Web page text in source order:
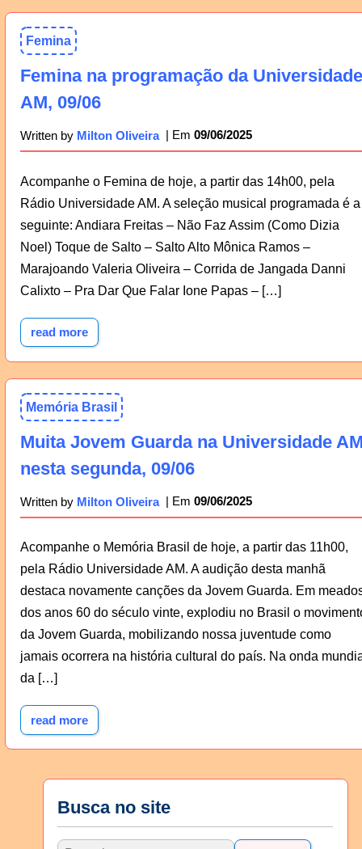
Femina
Femina na programação da Universidade
AM, 09/06
Written by Milton Oliveira 09/06/2025
Acompanhe o Femina de hoje, a partir das 14h00, pela
Rádio Universidade AM. A seleção musical programada é a
seguinte: Andiara Freitas – Não Faz Assim (Como Dizia
Noel) Toque de Salto – Salto Alto Mônica Ramos –
Marajoando Valeria Oliveira – Corrida de Jangada Danni
Calixto – Pra Dar Que Falar Ione Papas – […]
read more
Memória Brasil
Muita Jovem Guarda na Universidade
nesta segunda, 09/06
Written by Milton Oliveira 09/06/2025
Acompanhe o Memória Brasil de hoje, a partir das 11h00,
pela Rádio Universidade AM. A audição desta manhã
destaca novamente canções da Jovem Guarda. Em
dos anos 60 do século vinte, explodiu no Brasil o
da Jovem Guarda, mobilizando nossa juventude como
jamais ocorrera na história cultural do país. Na onda
da […]
read more
Busca no site